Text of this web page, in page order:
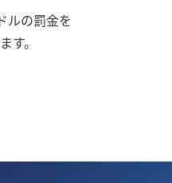
ルの罰金を
す。